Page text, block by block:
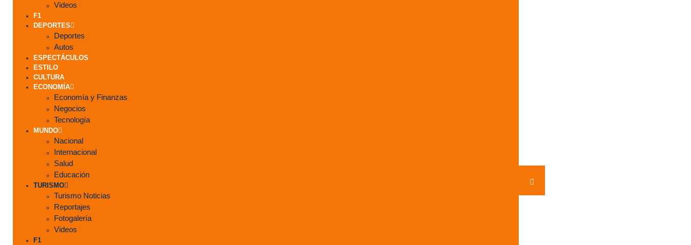
Videos
F1
DEPORTES
Deportes
Autos
ESPECTÁCULOS
ESTILO
CULTURA
ECONOMÍA
Economía y Finanzas
Negocios
Tecnología
MUNDO
Nacional
Internacional
Salud
Educación
TURISMO
Turismo Noticias
Reportajes
Fotogalería
Videos
F1